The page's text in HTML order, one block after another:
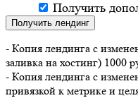
Получить
Получить лендинг
- Копия лендинга с
заливка на хостинг) 1000
- Копия лендинга с
привязкой к метрике и